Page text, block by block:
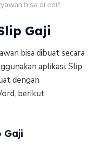
bisa di edit
Gaji
bisa dibuat secara
aplikasi. Slip
dengan
berikut
Gaji